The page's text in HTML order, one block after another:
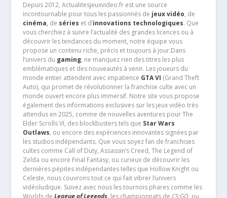
Depuis 2012, Actualitesjeuxvideo.fr est une source
incontournable pour tous les passionnés de jeux vidéo, de
cinéma,de séries et d’innovations technologiques. Que
vous cherchiez à suivre l’actualité des grandes licences ou à
découvrir les tendances du moment, notre équipe vous
propose un contenu riche, précis et toujours à jour.Dans
l’univers du gaming, ne manquez rien des titres les plus
emblématiques et des nouveautés à venir. Les joueurs du
monde entier attendent avec impatience GTA VI (Grand Theft
Auto), qui promet de révolutionner la franchise culte avec un
monde ouvert encore plus immersif. Notre site vous propose
également des informations exclusives sur les jeux vidéo très
attendus en 2025, comme de nouvelles aventures pour The
Elder Scrolls VI, des blockbusters tels que Star Wars
Outlaws, ou encore des expériences innovantes signées par
les studios indépendants. Que vous soyez fan de franchises
cultes comme Call of Duty, Assassin’s Creed, The Legend of
Zelda ou encore Final Fantasy, ou curieux de découvrir les
dernières pépites indépendantes telles que Hollow Knight ou
Celeste, nous couvrons tout ce qui fait vibrer l’univers
vidéoludique. Suivez avec nous les tournois phares comme les
Worlds de League of Legends, les championnats de CS:GO, ou